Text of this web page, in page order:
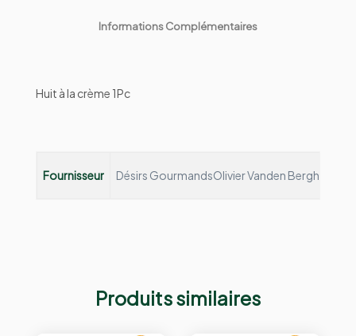
Informations Complémentaires
Huit à la crème 1Pc
Fournisseur Désirs GourmandsOlivier Vanden Bergh et
Produits similaires